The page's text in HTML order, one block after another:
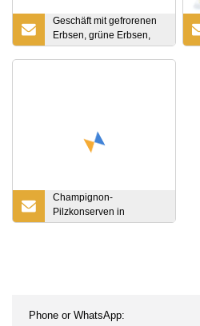
Geschäft mit gefrorenen
Erbsen, grüne Erbsen,
IQF-
Champignon-
Pilzkonserven in
Salzlake/So2, Packung im